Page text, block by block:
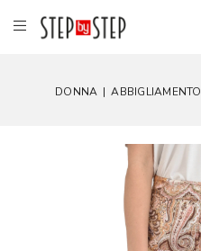
DONNA | ABBIGLIAMENTO